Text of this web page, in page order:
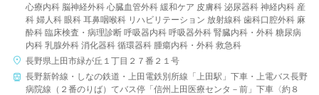
心療内科 脳神経外科 心臓血管外科 緩和ケア 皮膚科 泌尿器科 神経内科 産
科 婦人科 眼科 耳鼻咽喉科 リハビリテーション 放射線科 歯科口腔外科 麻
酔科 臨床検査・病理診断 呼吸器内科 呼吸器外科 腎臓内科・外科 糖尿病
内科 乳腺外科 消化器科 循環器科 腫瘍内科・外科 救急科
長野県上田市緑が丘１丁目２７番２１号
長野新幹線・しなの鉄道・上田電鉄別所線「上田駅」下車・上電バス長野
病院線（２番のりば）てバス停「信州上田医療センタ－前」下車〈約８